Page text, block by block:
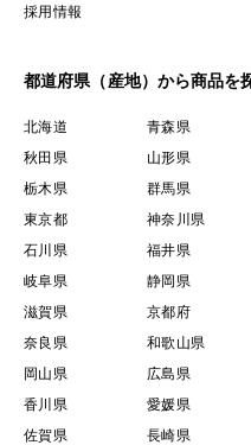
採用情報
都道府県（産地）から商品を
北海道 青森県
秋田県
山形県
栃木県
群馬県
東京都
神奈川県
石川県
福井県
岐阜県
静岡県
滋賀県
京都府
奈良県
和歌山県
岡山県
広島県
香川県
愛媛県
佐賀県
長崎県